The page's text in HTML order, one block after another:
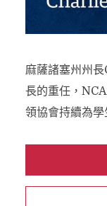
麻薩諸塞州州
長的重任，
領協會持續為學